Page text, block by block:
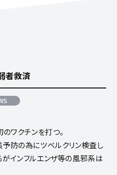
者救済
ワクチンを打つ。
予防の為にツベルクリン検査し
インフルエンザ等の風邪系は